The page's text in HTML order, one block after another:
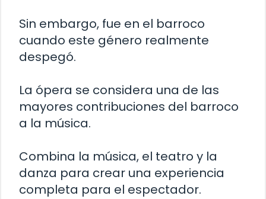
Sin embargo, fue en el barroco
cuando este género realmente
despegó.
La ópera se considera una de las
mayores contribuciones del barroco
a la música.
Combina la música, el teatro y la
danza para crear una experiencia
completa para el espectador.